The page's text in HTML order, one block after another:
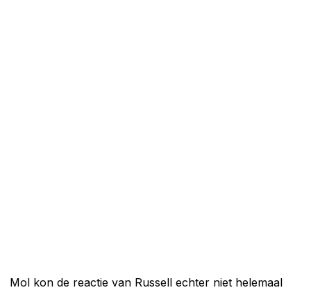
Mol kon de reactie van Russell echter niet helemaal